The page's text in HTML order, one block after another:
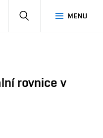
MENU
rovnice v